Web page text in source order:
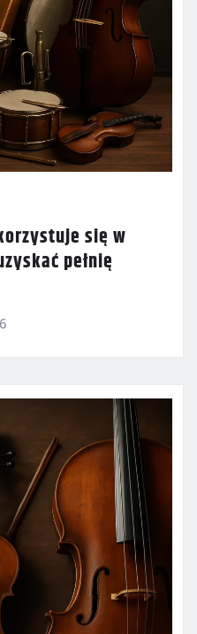
się w
pełnię